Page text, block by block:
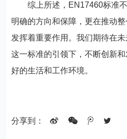
综上所述，EN17460标准
明确的方向和保障，更在推动
发挥着重要作用。我们期待在
这一标准的引领下，不断创新
好的生活和工作环境。
分享到：